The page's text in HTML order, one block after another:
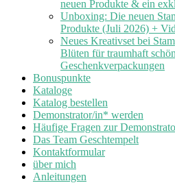
neuen Produkte & ein
Unboxing: Die neuen
Produkte (Juli 2026) +
Neues Kreativset bei
Blüten für traumhaft
Geschenkverpackungen
Bonuspunkte
Kataloge
Katalog bestellen
Demonstrator/in* werden
Häufige Fragen zur
Das Team Geschtempelt
Kontaktformular
über mich
Anleitungen